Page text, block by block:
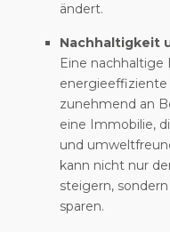
ändert.
Nachhaltigkeit
Eine nachhaltige
zunehmend an
eine Immobilie,
und
kann nicht nur
steigern,
sparen.